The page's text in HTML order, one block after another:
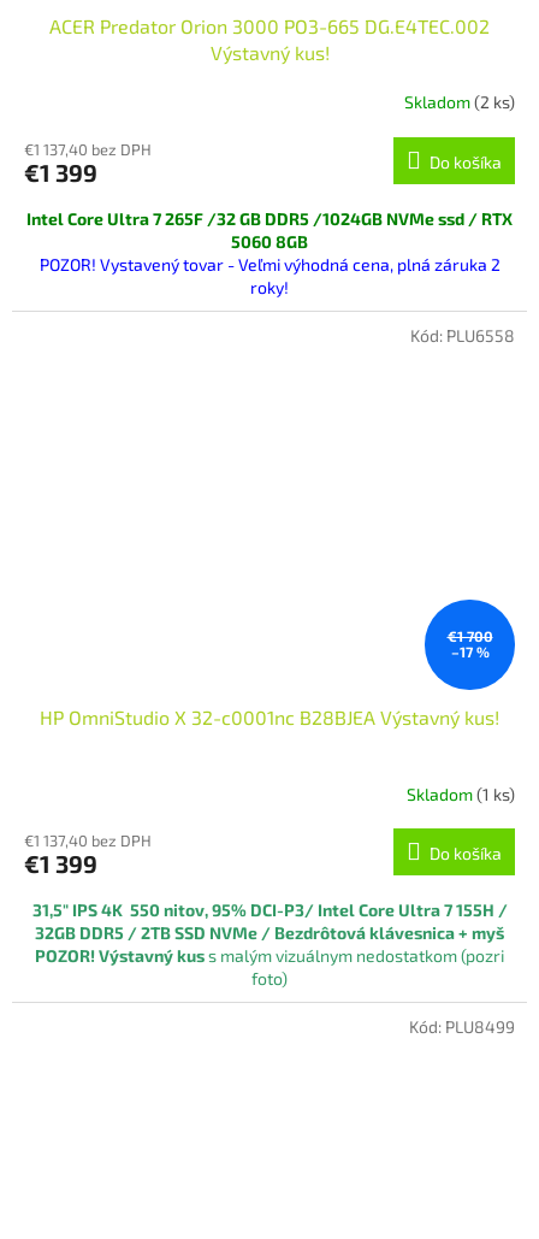
ACER Predator Orion 3000 PO3-665 DG.E4TEC.002
Výstavný kus!
Skladom(2 ks)
€1 137,40 bez DPH
€1 399 Do košíka
Intel Core Ultra 7 265F /32 GB DDR5 /1024GB NVMe ssd / RTX
5060 8GB
POZOR! Vystavený tovar - Veľmi výhodná cena, plná záruka 2
roky!
tovar je v 100% funkčnom aj vizuálnom stave v pôvodnom
balení (pôvodná krabica mierne poškodená)
€1 700
–17 %
HP OmniStudio X 32-c0001nc B28BJEA Výstavný kus!
Skladom(1 ks)
€1 137,40 bez DPH
€1 399 Do košíka
31,5" IPS 4K 550 nitov, 95% DCI-P3/ Intel Core Ultra 7 155H /
32GB DDR5 / 2TB SSD NVMe / Bezdrôtová klávesnica + myš
POZOR! Výstavný kuss malým vizuálnym nedostatkom (pozri
foto)
Kód: PLU6558
Kód: PLU8499